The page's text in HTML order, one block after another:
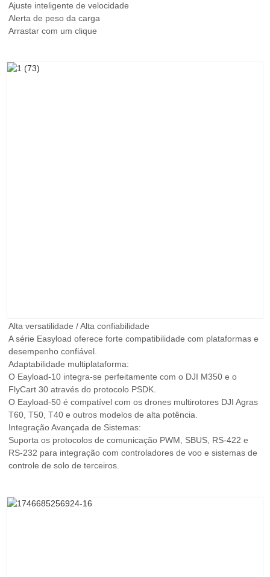
Ajuste inteligente de velocidade
Alerta de peso da carga
Arrastar com um clique
Alta versatilidade / Alta confiabilidade
A série Easyload oferece forte compatibilidade com plataformas e
desempenho confiável.
Adaptabilidade multiplataforma:
O Eayload-10 integra-se perfeitamente com o DJI M350 e o
FlyCart 30 através do protocolo PSDK.
O Eayload-50 é compatível com os drones multirotores DJI Agras
T60, T50, T40 e outros modelos de alta potência.
Integração Avançada de Sistemas:
Suporta os protocolos de comunicação PWM, SBUS, RS-422 e
RS-232 para integração com controladores de voo e sistemas de
controle de solo de terceiros.